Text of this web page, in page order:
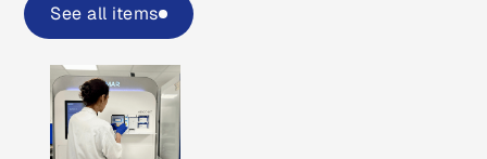
See all items